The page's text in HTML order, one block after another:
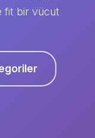
fit bir vücut